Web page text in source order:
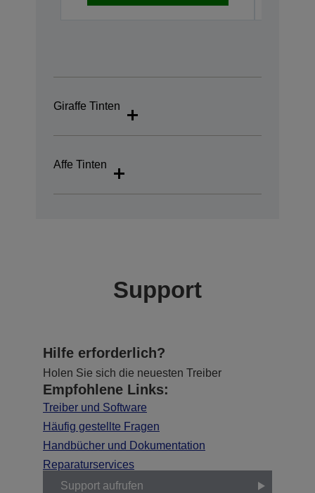
Giraffe Tinten
Affe Tinten
Support
Hilfe erforderlich?
Holen Sie sich die neuesten Treiber
Empfohlene Links:
Treiber und Software
Häufig gestellte Fragen
Handbücher und Dokumentation
Reparaturservices
Support aufrufen